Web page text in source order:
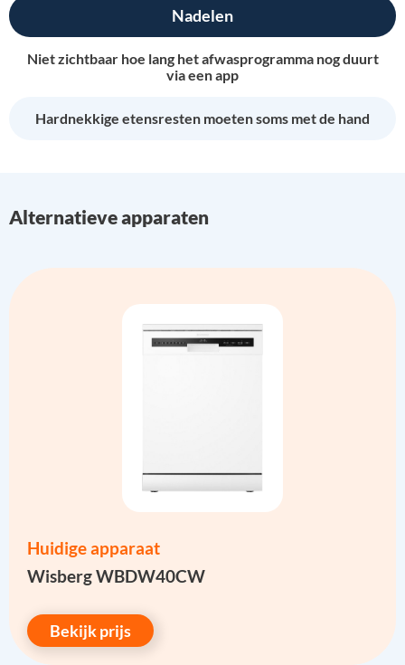
Nadelen
Niet zichtbaar hoe lang het afwasprogramma nog duurt
via een app
Hardnekkige etensresten moeten soms met de hand
Alternatieve apparaten
Huidige apparaat
Wisberg WBDW40CW
Bekijk prijs